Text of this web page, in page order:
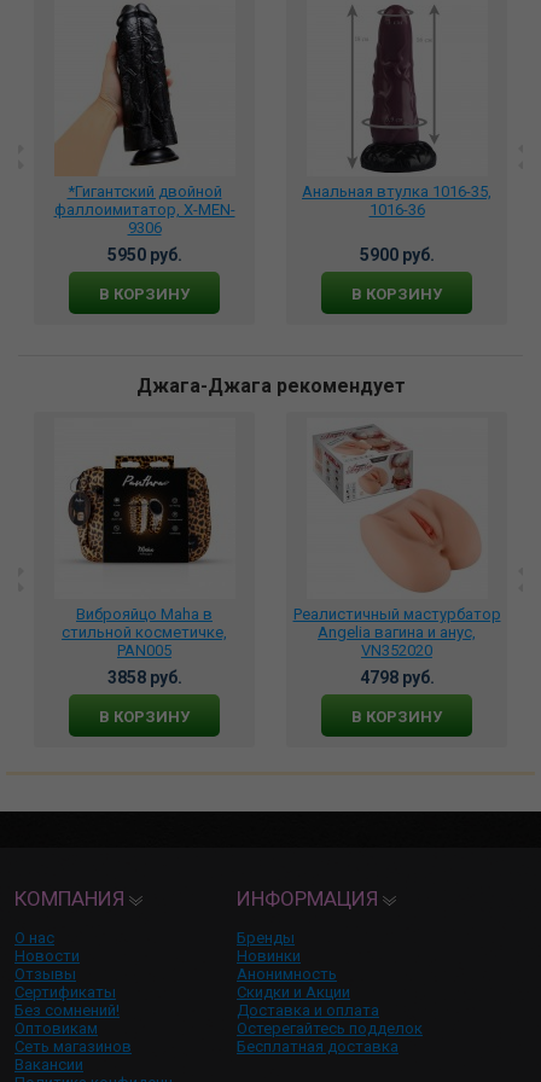
*Гигантский двойной
фаллоимитатор, X-MEN-
9306
5950 руб.
В КОРЗИНУ
Анальная втулка 1016-35,
1016-36
5900 руб.
В КОРЗИНУ
Джага-Джага рекомендует
Виброяйцо Maha в
стильной косметичке,
PAN005
3858 руб.
В КОРЗИНУ
Реалистичный мастурбатор
Angelia вагина и анус,
VN352020
4798 руб.
В КОРЗИНУ
КОМПАНИЯ
О нас
Новости
Отзывы
Сертификаты
Без сомнений!
Оптовикам
Сеть магазинов
Вакансии
ИНФОРМАЦИЯ
Бренды
Новинки
Анонимность
Скидки и Акции
Доставка и оплата
Остерегайтесь подделок
Бесплатная доставка